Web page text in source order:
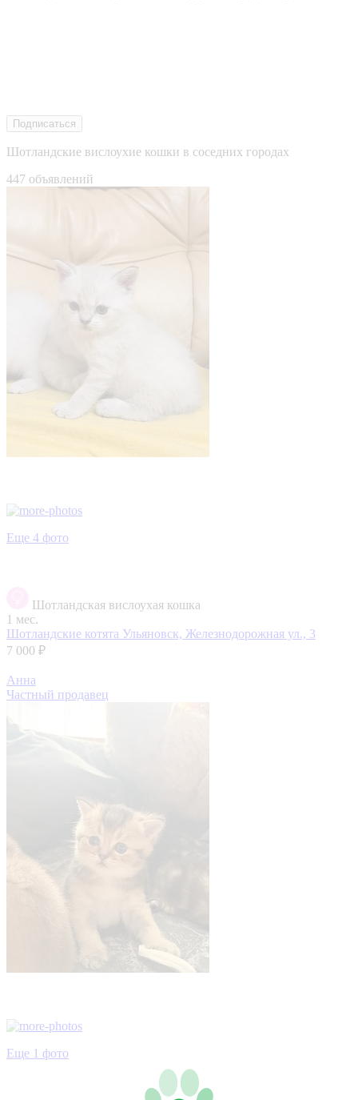
Подписаться
Шотландские вислоухие кошки в соседних городах
447 объявлений
Еще 4 фото
Шотландская вислоухая кошка
1 мес.
Шотландские котята Ульяновск, Железнодорожная ул., 3
7 000 ₽
Анна
Частный продавец
Еще 1 фото